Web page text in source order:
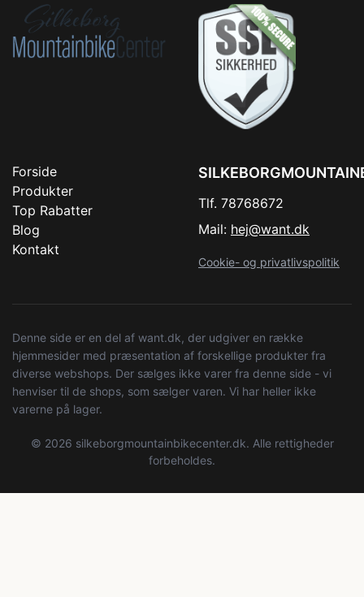
Forside
Produkter
Top Rabatter
Blog
Kontakt
Tlf. 78768672
Mail: hej@want.dk
Cookie- og privatlivspolitik
Denne side er en del af want.dk, der udgiver en række
hjemmesider med præsentation af forskellige produkter fra
diverse webshops. Der sælges ikke varer fra denne side - vi
henviser til de shops, som sælger varen. Vi har heller ikke
varerne på lager.
© 2026 silkeborgmountainbikecenter.dk. Alle rettigheder
forbeholdes.